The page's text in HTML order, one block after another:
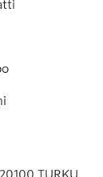
TURKU